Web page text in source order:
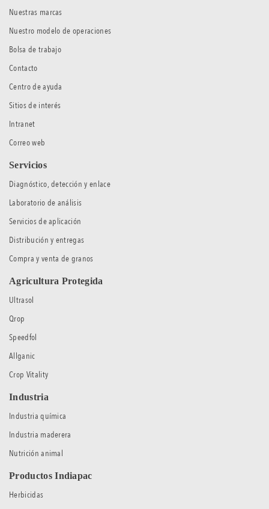
Nuestras marcas
Nuestro modelo de operaciones
Bolsa de trabajo
Contacto
Centro de ayuda
Sitios de interés
Intranet
Correo web
Servicios
Diagnóstico, detección y enlace
Laboratorio de análisis
Servicios de aplicación
Distribución y entregas
Compra y venta de granos
Agricultura Protegida
Ultrasol
Qrop
Speedfol
Allganic
Crop Vitality
Industria
Industria química
Industria maderera
Nutrición animal
Productos Indiapac
Herbicidas